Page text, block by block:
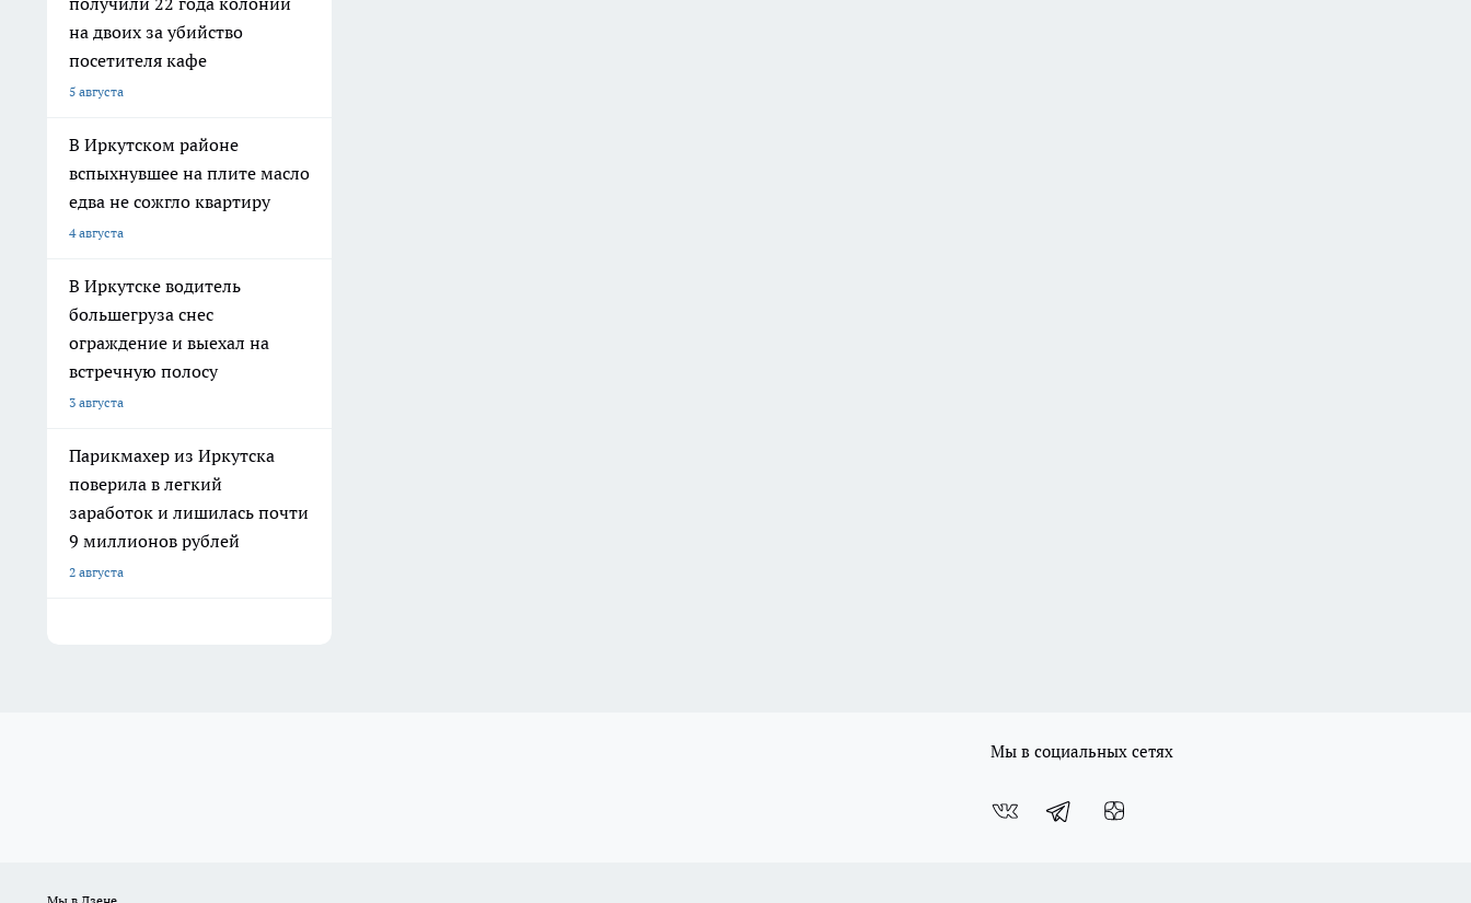
на двоих за убийство
посетителя кафе
5 августа
В Иркутском районе
вспыхнувшее на плите масло
едва не сожгло квартиру
4 августа
В Иркутске водитель
большегруза снес
ограждение и выехал на
встречную полосу
3 августа
Парикмахер из Иркутска
поверила в легкий
заработок и лишилась почти
9 миллионов рублей
2 августа
Мы в социальных сетях